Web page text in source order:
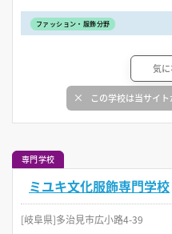
ファッション・服飾分野
気
この学校は当サイ
専門学校
ミユキ文化服飾専門学校
[岐阜県]多治見市広小路4-39